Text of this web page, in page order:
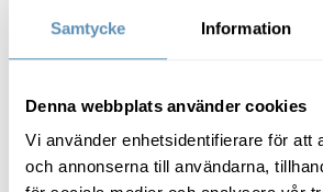
Samtycke Information
Denna webbplats använder cookies
Vi använder enhetsidentifierare för att
och annonserna till användarna,
arbetar dansteatern löpande med
möten och upplevelser för